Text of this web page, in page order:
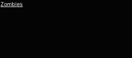
Zombies